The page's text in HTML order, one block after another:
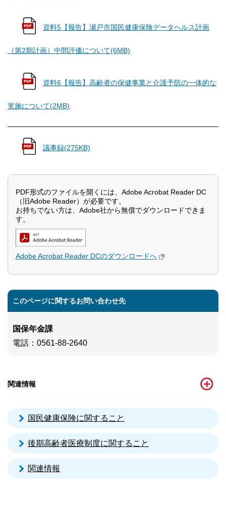
資料5【報告】瀬戸市国民健康保険データヘルス計画
（第2期計画）中間評価について(6MB)
資料6【報告】高齢者の保健事業と介護予防の一体的な
実施について(2MB)
議事録(275KB)
PDF形式のファイルを開くには、Adobe Acrobat Reader DC
（旧Adobe Reader）が必要です。
お持ちでない方は、Adobe社から無償でダウンロードできま
す。
Adobe Acrobat Reader DCのダウンロードへ
このページに関するお問い合わせ先
国保年金課
電話 ：0561-88-2640
関連情報
国民健康保険に関すること
後期高齢者医療制度に関すること
関連情報